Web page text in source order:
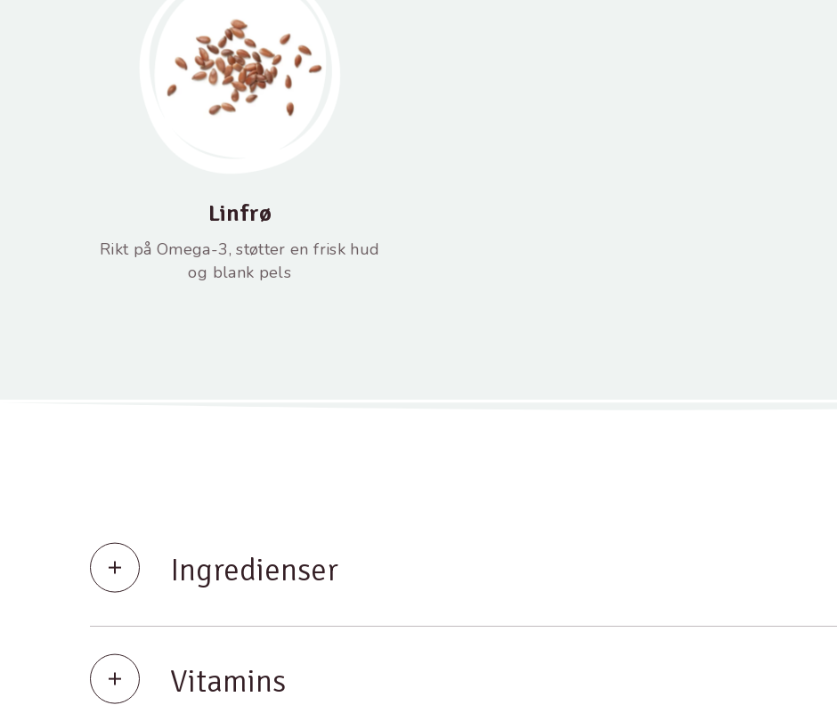
Linfrø
Rikt på Omega-3, støtter en frisk hud
og blank pels
Ingredienser
Vitamins